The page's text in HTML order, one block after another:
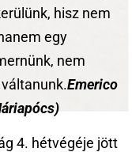
hisz nem
egy
nem
Emerico
4. hétvégéje jött